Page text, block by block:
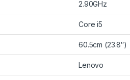
2.90GHz
Core i5
60.5cm (23.8″)
Lenovo